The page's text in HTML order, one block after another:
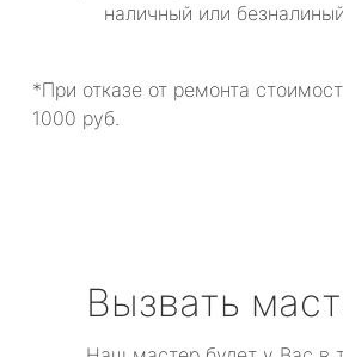
наличный или
*При отказе от ремонта
1000 руб.
Вызвать